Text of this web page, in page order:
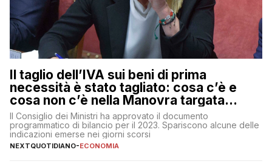
Il taglio dell’IVA sui beni di prima
necessità è stato tagliato: cosa c’è e
cosa non c’è nella Manovra targata
Meloni
Il Consiglio dei Ministri ha approvato il documento
programmatico di bilancio per il 2023. Spariscono alcune delle
indicazioni emerse nei giorni scorsi
NEXTQUOTIDIANO-ECONOMIA